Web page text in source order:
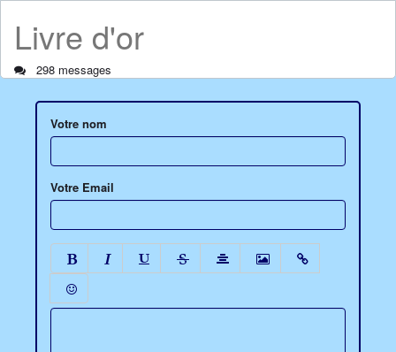
Livre d'or
298 messages
Votre nom
Votre Email